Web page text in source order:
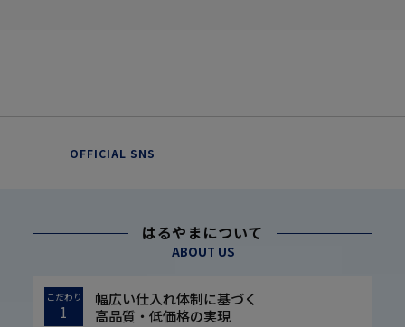
OFFICIAL SNS
はるやまについて
ABOUT US
こだわり
1
幅広い仕入れ体制に基づく
高品質・低価格の実現